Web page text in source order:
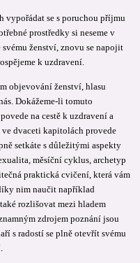
vypořádat se s poruchou příjmu
prostředky si neseme v
ženství, znovu se napojit
k uzdravení.
objevování ženství, hlasu
Dokážeme-li tomuto
na cestě k uzdravení a
dvaceti kapitolách provede
setkáte s důležitými aspekty
měsíční cyklus, archetyp
praktická cvičení, která vám
nim naučit například
rozlišovat mezi hladem
zdrojem poznání jsou
s radostí se plně otevřít svému